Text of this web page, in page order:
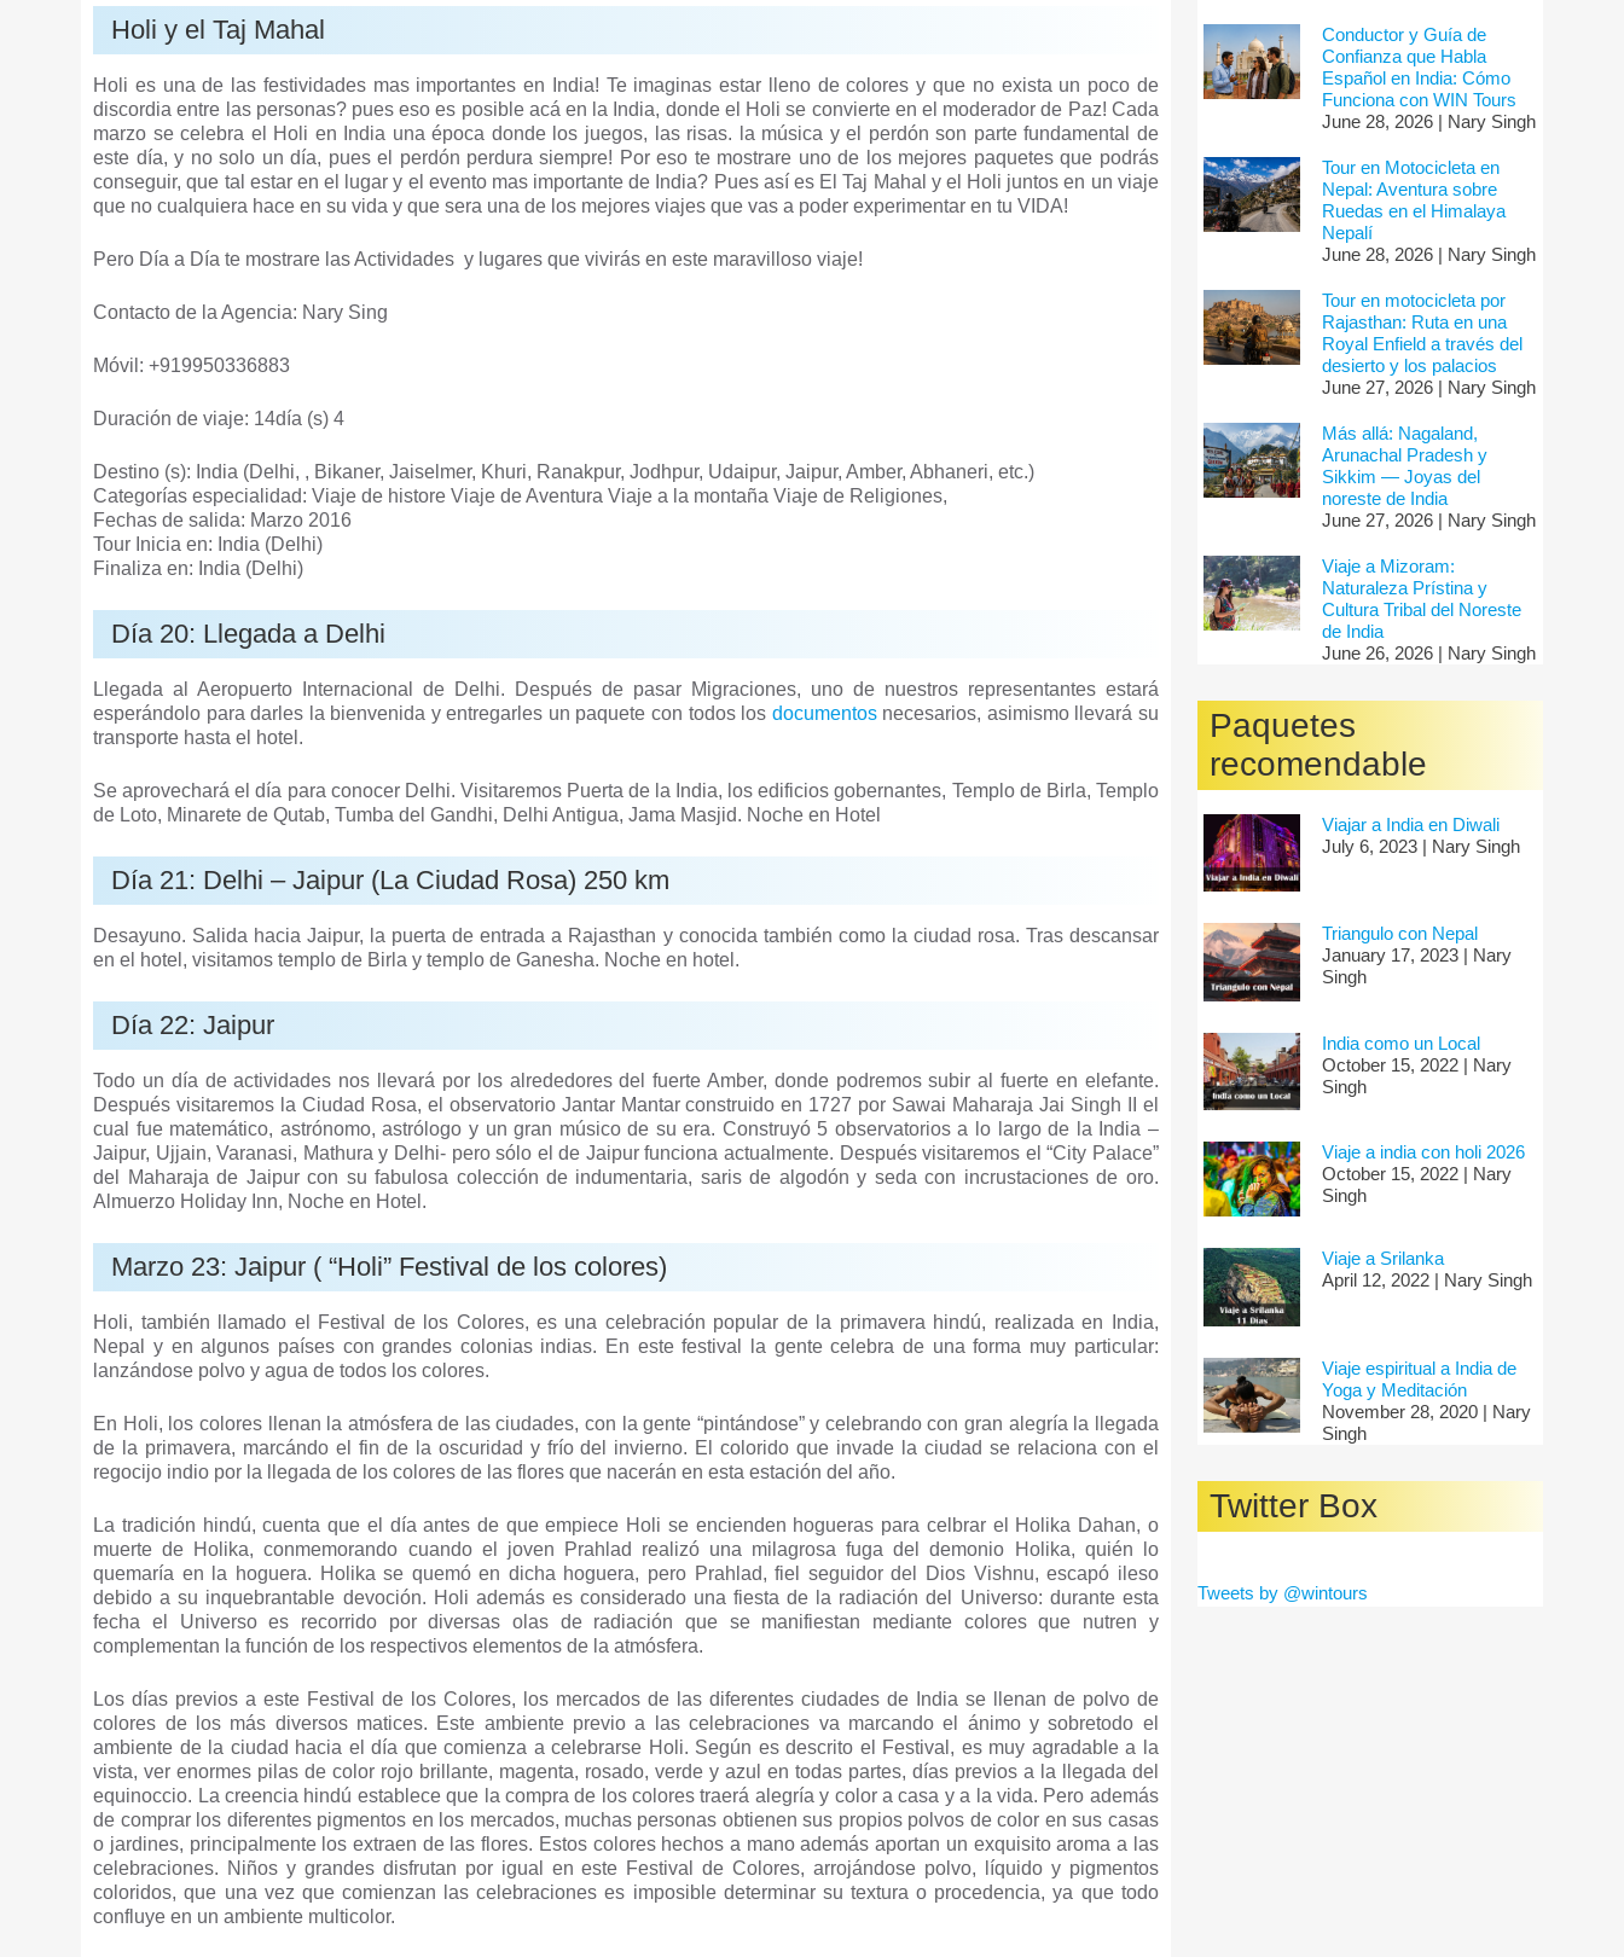
Holi y el Taj Mahal
Holi es una de las festividades mas importantes en India! Te imaginas estar lleno de colores y que no exista un poco de
discordia entre las personas? pues eso es posible acá en la India, donde el Holi se convierte en el moderador de Paz! Cada
marzo se celebra el Holi en India una época donde los juegos, las risas. la música y el perdón son parte fundamental de
este día, y no solo un día, pues el perdón perdura siempre! Por eso te mostrare uno de los mejores paquetes que podrás
conseguir, que tal estar en el lugar y el evento mas importante de India? Pues así es El Taj Mahal y el Holi juntos en un viaje
que no cualquiera hace en su vida y que sera una de los mejores viajes que vas a poder experimentar en tu VIDA!
Pero Día a Día te mostrare las Actividades y lugares que vivirás en este maravilloso viaje!
Contacto de la Agencia: Nary Sing
Móvil: +919950336883
Duración de viaje: 14día (s) 4
Destino (s): India (Delhi, , Bikaner, Jaiselmer, Khuri, Ranakpur, Jodhpur, Udaipur, Jaipur, Amber, Abhaneri, etc.)
Categorías especialidad: Viaje de histore Viaje de Aventura Viaje a la montaña Viaje de Religiones,
Fechas de salida: Marzo 2016
Tour Inicia en: India (Delhi)
Finaliza en: India (Delhi)
Día 20: Llegada a Delhi
Llegada al Aeropuerto Internacional de Delhi. Después de pasar Migraciones, uno de nuestros representantes estará
esperándolo para darles la bienvenida y entregarles un paquete con todos los documentosnecesarios, asimismo llevará su
transporte hasta el hotel.
Se aprovechará el día para conocer Delhi. Visitaremos Puerta de la India, los edificios gobernantes, Templo de Birla, Templo
de Loto, Minarete de Qutab, Tumba del Gandhi, Delhi Antigua, Jama Masjid. Noche en Hotel
Día 21: Delhi – Jaipur (La Ciudad Rosa) 250 km
Desayuno. Salida hacia Jaipur, la puerta de entrada a Rajasthan y conocida también como la ciudad rosa. Tras descansar
en el hotel, visitamos templo de Birla y templo de Ganesha. Noche en hotel.
Día 22: Jaipur
Todo un día de actividades nos llevará por los alrededores del fuerte Amber, donde podremos subir al fuerte en elefante.
Después visitaremos la Ciudad Rosa, el observatorio Jantar Mantar construido en 1727 por Sawai Maharaja Jai Singh II el
cual fue matemático, astrónomo, astrólogo y un gran músico de su era. Construyó 5 observatorios a lo largo de la India –
Jaipur, Ujjain, Varanasi, Mathura y Delhi- pero sólo el de Jaipur funciona actualmente. Después visitaremos el “City Palace”
del Maharaja de Jaipur con su fabulosa colección de indumentaria, saris de algodón y seda con incrustaciones de oro.
Almuerzo Holiday Inn, Noche en Hotel.
Marzo 23: Jaipur ( “Holi” Festival de los colores)
Holi, también llamado el Festival de los Colores, es una celebración popular de la primavera hindú, realizada en India,
Nepal y en algunos países con grandes colonias indias. En este festival la gente celebra de una forma muy particular:
lanzándose polvo y agua de todos los colores.
En Holi, los colores llenan la atmósfera de las ciudades, con la gente “pintándose” y celebrando con gran alegría la llegada
de la primavera, marcándo el fin de la oscuridad y frío del invierno. El colorido que invade la ciudad se relaciona con el
regocijo indio por la llegada de los colores de las flores que nacerán en esta estación del año.
La tradición hindú, cuenta que el día antes de que empiece Holi se encienden hogueras para celbrar el Holika Dahan, o
muerte de Holika, conmemorando cuando el joven Prahlad realizó una milagrosa fuga del demonio Holika, quién lo
quemaría en la hoguera. Holika se quemó en dicha hoguera, pero Prahlad, fiel seguidor del Dios Vishnu, escapó ileso
debido a su inquebrantable devoción. Holi además es considerado una fiesta de la radiación del Universo: durante esta
fecha el Universo es recorrido por diversas olas de radiación que se manifiestan mediante colores que nutren y
complementan la función de los respectivos elementos de la atmósfera.
Los días previos a este Festival de los Colores, los mercados de las diferentes ciudades de India se llenan de polvo de
colores de los más diversos matices. Este ambiente previo a las celebraciones va marcando el ánimo y sobretodo el
ambiente de la ciudad hacia el día que comienza a celebrarse Holi. Según es descrito el Festival, es muy agradable a la
vista, ver enormes pilas de color rojo brillante, magenta, rosado, verde y azul en todas partes, días previos a la llegada del
equinoccio. La creencia hindú establece que la compra de los colores traerá alegría y color a casa y a la vida. Pero además
de comprar los diferentes pigmentos en los mercados, muchas personas obtienen sus propios polvos de color en sus casas
o jardines, principalmente los extraen de las flores. Estos colores hechos a mano además aportan un exquisito aroma a las
celebraciones. Niños y grandes disfrutan por igual en este Festival de Colores, arrojándose polvo, líquido y pigmentos
coloridos, que una vez que comienzan las celebraciones es imposible determinar su textura o procedencia, ya que todo
confluye en un ambiente multicolor.
Conductor y Guía de
Confianza que Habla
Español en India: Cómo
Funciona con WIN Tours
June 28, 2026 | Nary Singh
Tour en Motocicleta en
Nepal: Aventura sobre
Ruedas en el Himalaya
Nepalí
June 28, 2026 | Nary Singh
Tour en motocicleta por
Rajasthan: Ruta en una
Royal Enfield a través del
desierto y los palacios
June 27, 2026 | Nary Singh
Más allá: Nagaland,
Arunachal Pradesh y
Sikkim — Joyas del
noreste de India
June 27, 2026 | Nary Singh
Viaje a Mizoram:
Naturaleza Prístina y
Cultura Tribal del Noreste
de India
June 26, 2026 | Nary Singh
Paquetes
recomendable
Viajar a India en Diwali
July 6, 2023 | Nary Singh
Triangulo con Nepal
January 17, 2023 | Nary
Singh
India como un Local
October 15, 2022 | Nary
Singh
Viaje a india con holi 2026
October 15, 2022 | Nary
Singh
Viaje a Srilanka
April 12, 2022 | Nary Singh
Viaje espiritual a India de
Yoga y Meditación
November 28, 2020 | Nary
Singh
Twitter Box
Tweets by @wintours